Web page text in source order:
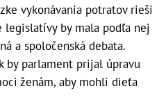
vykonávania potratov rieši
legislatívy by mala podľa nej
a spoločenská debata.
by parlament prijal úpravu
ženám, aby mohli dieťa